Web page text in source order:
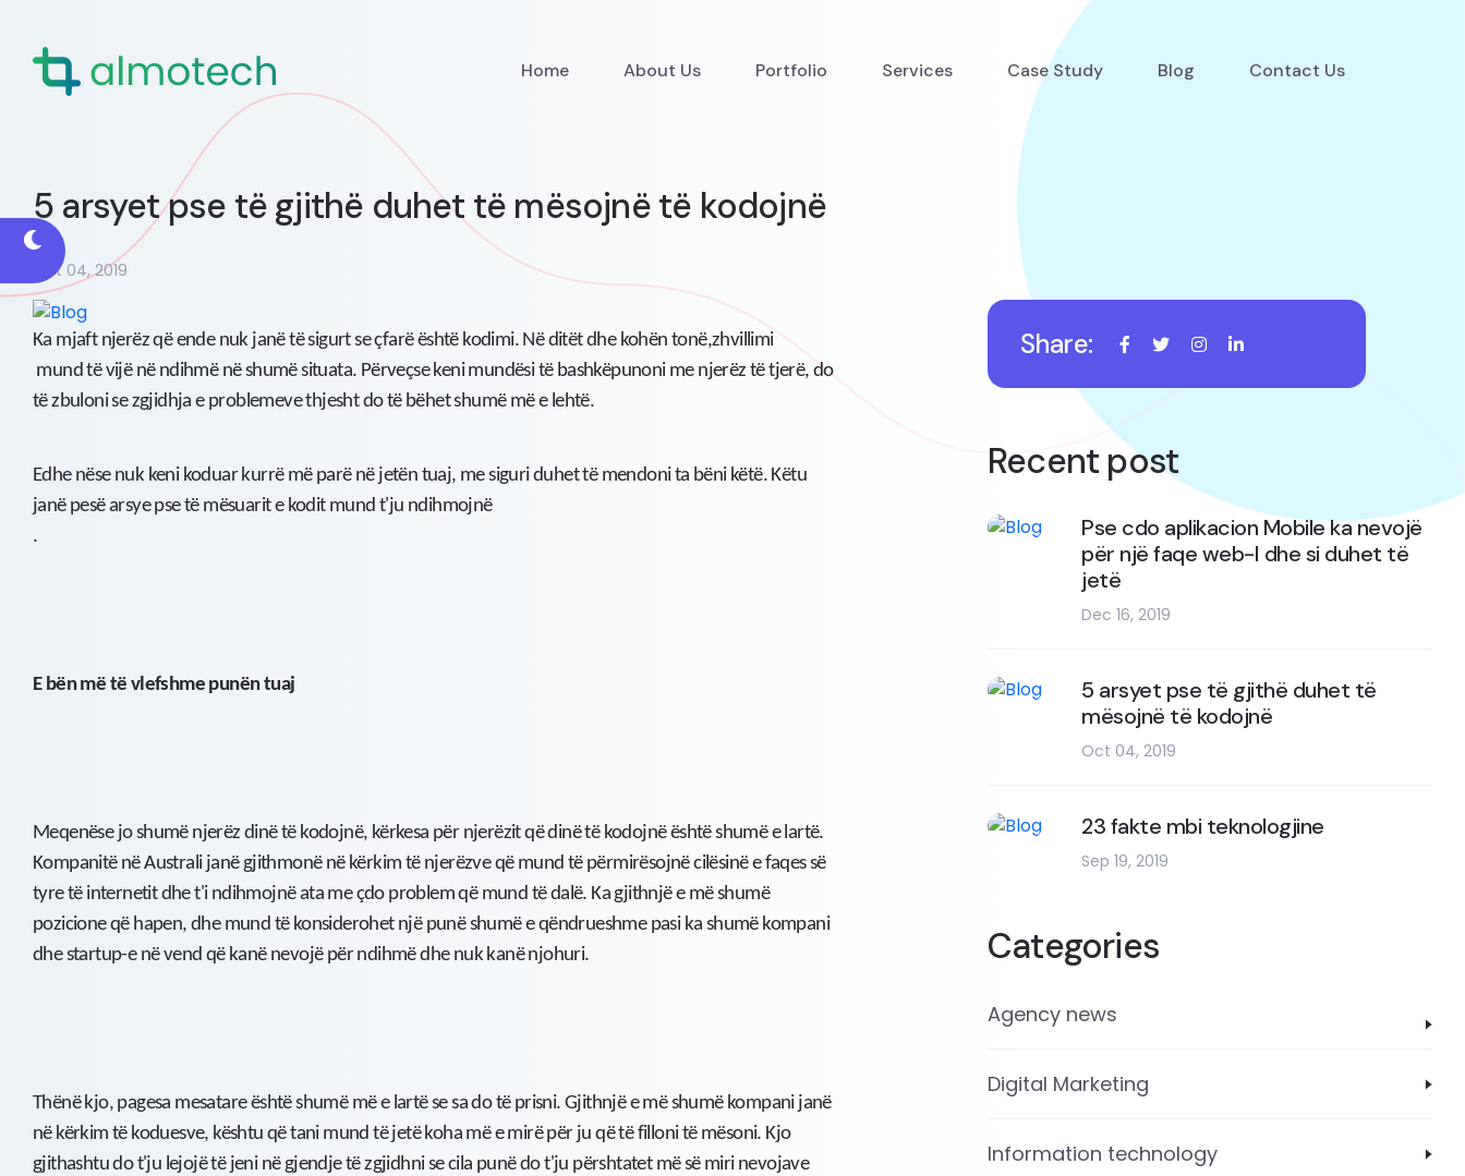
Home About Us Portfolio Services Case Study Blog Contact Us
5 arsyet pse të gjithë duhet të mësojnë të kodojnë
Oct 04, 2019
Ka mjaft njerëz që ende nuk janë të sigurt se çfarë është kodimi. Në ditët dhe kohën tonë,zhvillimi
mund të vijë në ndihmë në shumë situata. Përveçse keni mundësi të bashkëpunoni me njerëz të tjerë, do
të zbuloni se zgjidhja e problemeve thjesht do të bëhet shumë më e lehtë.
Edhe nëse nuk keni koduar kurrë më parë në jetën tuaj, me siguri duhet të mendoni ta bëni këtë. Këtu
janë pesë arsye pse të mësuarit e kodit mund t'ju ndihmojnë
.
E bën më të vlefshme punën tuaj
Meqenëse jo shumë njerëz dinë të kodojnë, kërkesa për njerëzit që dinë të kodojnë është shumë e lartë.
Kompanitë në Australi janë gjithmonë në kërkim të njerëzve që mund të përmirësojnë cilësinë e faqes së
tyre të internetit dhe t'i ndihmojnë ata me çdo problem që mund të dalë. Ka gjithnjë e më shumë
pozicione që hapen, dhe mund të konsiderohet një punë shumë e qëndrueshme pasi ka shumë kompani
dhe startup-e në vend që kanë nevojë për ndihmë dhe nuk kanë njohuri.
Thënë kjo, pagesa mesatare është shumë më e lartë se sa do të prisni. Gjithnjë e më shumë kompani janë
në kërkim të koduesve, kështu që tani mund të jetë koha më e mirë për ju që të filloni të mësoni. Kjo
gjithashtu do t'ju lejojë të jeni në gjendje të zgjidhni se cila punë do t'ju përshtatet më së miri nevojave
Share:
Recent post
Pse cdo aplikacion Mobile ka nevojë
për një faqe web-I dhe si duhet të
jetë
Dec 16, 2019
5 arsyet pse të gjithë duhet të
mësojnë të kodojnë
Oct 04, 2019
23 fakte mbi teknologjine
Sep 19, 2019
Categories
Agency news
Digital Marketing
Information technology